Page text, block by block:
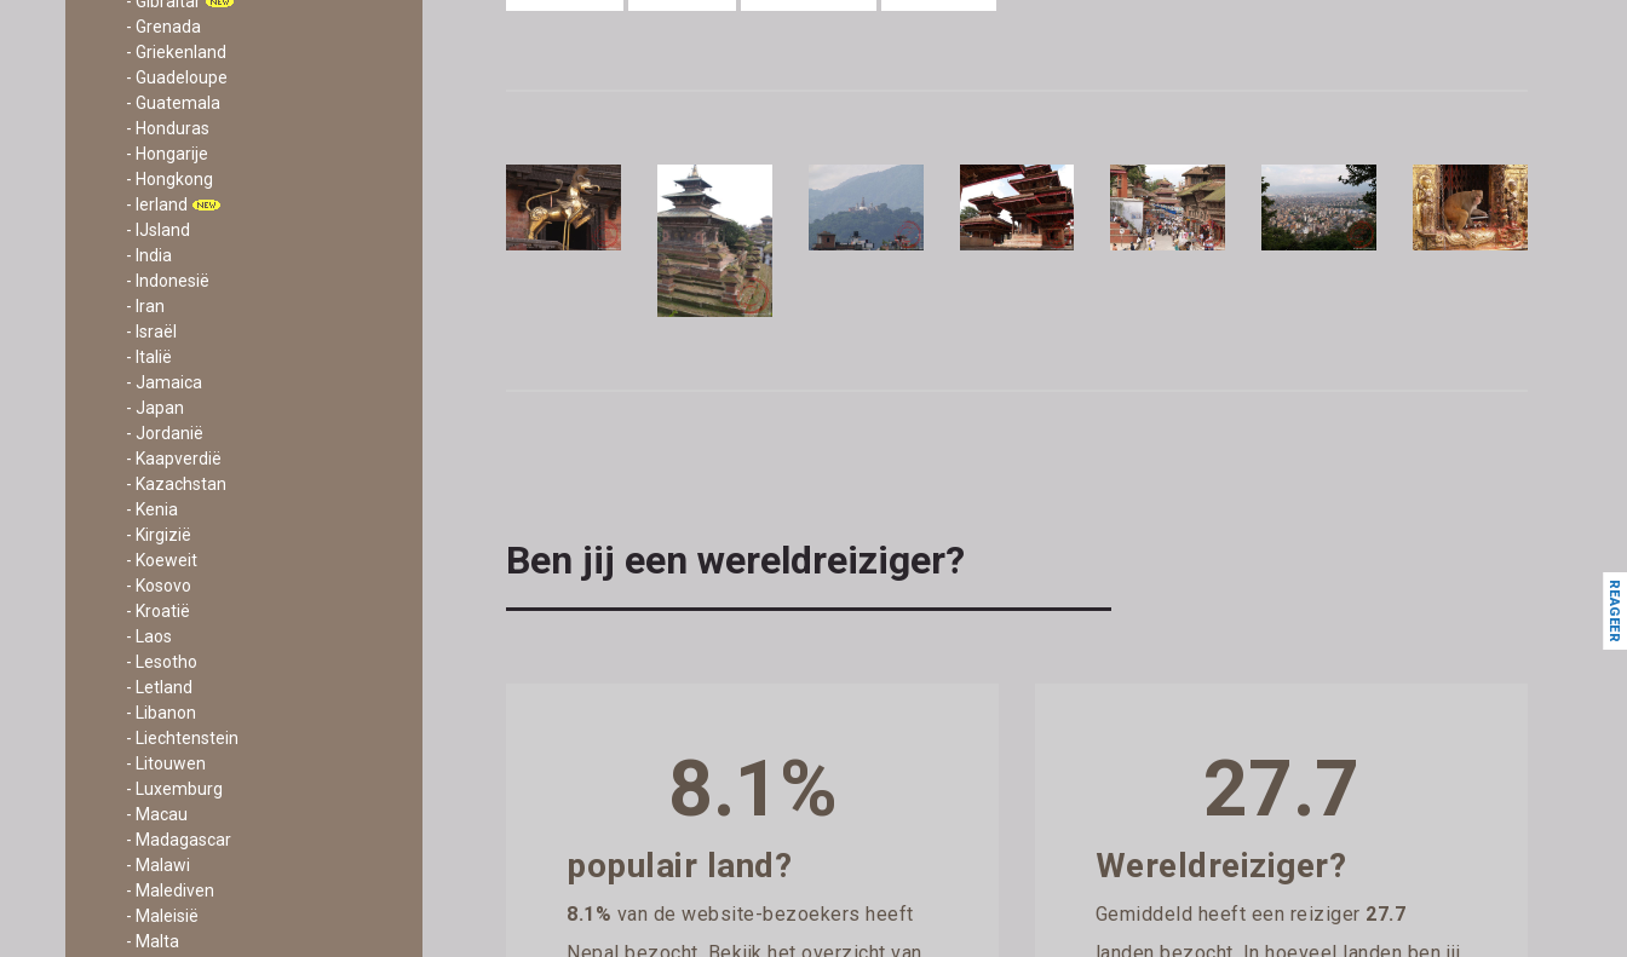
- Grenada
- Griekenland
- Guadeloupe
- Guatemala
- Honduras
- Hongarije
- Hongkong
- Ierland
- IJsland
- India
- Indonesië
- Iran
- Israël
- Italië
- Jamaica
- Japan
- Jordanië
- Kaapverdië
- Kazachstan
- Kenia
- Kirgizië
- Koeweit
- Kosovo
- Kroatië
- Laos
- Lesotho
- Letland
- Libanon
- Liechtenstein
- Litouwen
- Luxemburg
- Macau
- Madagascar
- Malawi
- Malediven
- Maleisië
- Malta
Ben jij een wereldreiziger?
8.1%
populair land?
8.1% van de website-bezoekers heeft
27.7
Wereldreiziger?
Gemiddeld heeft een reiziger 27.7
REAGEER